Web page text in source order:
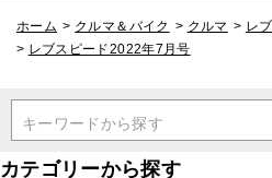
ホーム > クルマ＆バイク > クルマ > レ
> レブスピード2022年7月号
キーワードから探す